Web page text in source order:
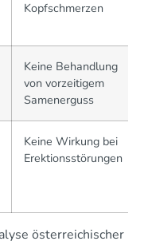
Kopfschmerzen
Keine Behandlung
von vorzeitigem
Samenerguss
Keine Wirkung bei
Erektionsstörungen
österreichischer